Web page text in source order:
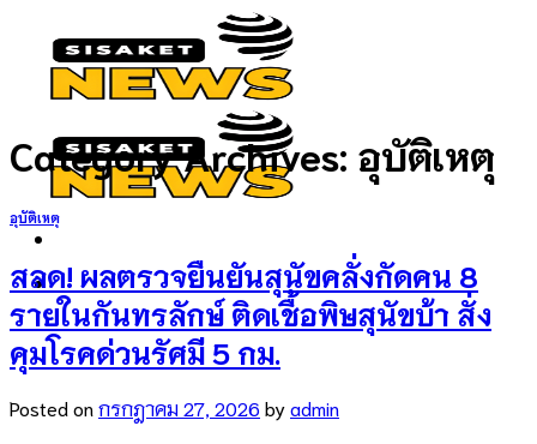
content
Category Archives: อุบัติเหตุ
อุบัติเหตุ
สลด! ผลตรวจยืนยันสุนัขคลั่งกัดคน 8
รายในกันทรลักษ์ ติดเชื้อพิษสุนัขบ้า สั่ง
คุมโรคด่วนรัศมี 5 กม.
Posted onกรกฎาคม 27, 2026 byadmin